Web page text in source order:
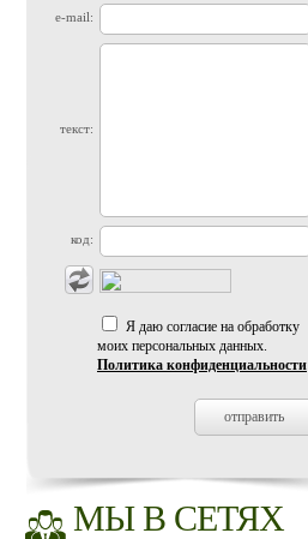
e-mail:
текст:
код:
Я даю согласие на обработку
моих персональных данных.
Политика конфиденциальности
МЫ В СЕТЯХ